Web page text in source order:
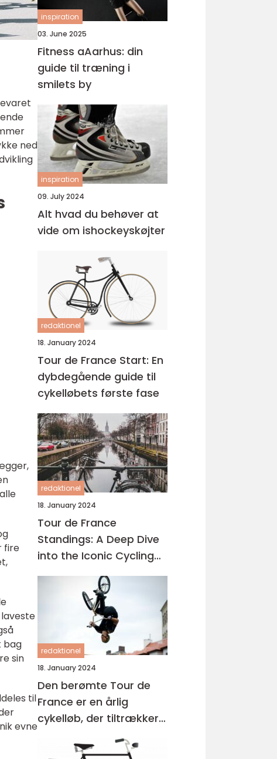
ned
fire
bag
sin
til
evne
inspiration
03. June 2025
Fitness aAarhus: din
guide til træning i
smilets by
inspiration
09. July 2024
Alt hvad du behøver at
vide om ishockeyskøjter
redaktionel
18. January 2024
Tour de France Start: En
dybdegående guide til
cykelløbets første fase
redaktionel
18. January 2024
Tour de France
Standings: A Deep Dive
into the Iconic Cycling
Event
redaktionel
18. January 2024
Den berømte Tour de
France er en årlig
cykelløb, der tiltrækker
sportsentusiaster fra
hele verden